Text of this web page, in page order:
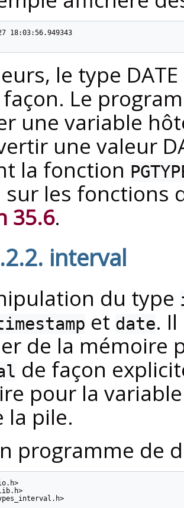
18:03:56.949343
le type
Le
une variable
une valeur
la fonction
les fonctions
35.6.
interval
du type
et date.
de la mémoire
de façon
pour la
la pile.
programme de